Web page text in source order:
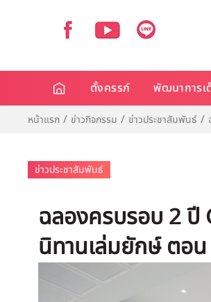
ตั้งครรภ์ พัฒนาการเ
หน้าแรก ข่าวกิจกรรม ข่าวประชาสัมพันธ์
ข่าวประชาสัมพันธ์
ฉลองครบรอบ 2 ปี
นิทานเล่มยักษ์ ตอ